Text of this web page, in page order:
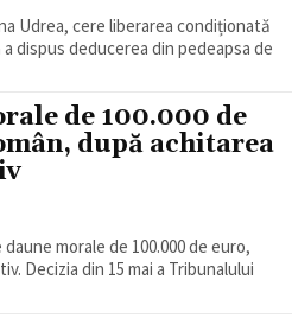
Udrea, cere liberarea condiționată
dispus deducerea din pedeapsa de
de 100.000 de
după achitarea
morale de 100.000 de euro,
Decizia din 15 mai a Tribunalului